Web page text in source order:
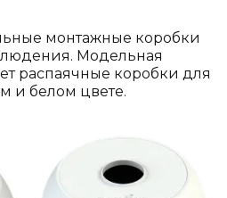
монтажные коробки
Модельная
распаячные коробки для
и белом цвете.